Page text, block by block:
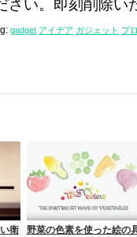
さい。即刻削除い
gadget アイデア ガジェット プ
衛
野菜の色素を使った絵の